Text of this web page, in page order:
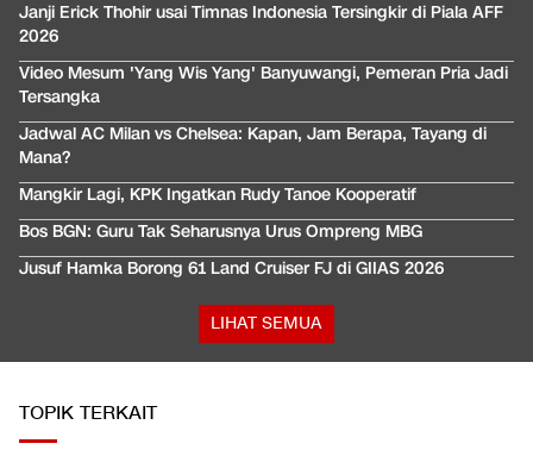
Janji Erick Thohir usai Timnas Indonesia Tersingkir di Piala AFF
2026
Video Mesum 'Yang Wis Yang' Banyuwangi, Pemeran Pria Jadi
Tersangka
Jadwal AC Milan vs Chelsea: Kapan, Jam Berapa, Tayang di
Mana?
Mangkir Lagi, KPK Ingatkan Rudy Tanoe Kooperatif
Bos BGN: Guru Tak Seharusnya Urus Ompreng MBG
Jusuf Hamka Borong 61 Land Cruiser FJ di GIIAS 2026
LIHAT SEMUA
TOPIK TERKAIT